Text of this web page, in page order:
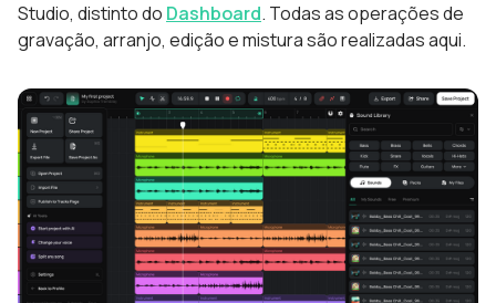
Studio, distinto do Dashboard. Todas as operações de
gravação, arranjo, edição e mistura são realizadas aqui.